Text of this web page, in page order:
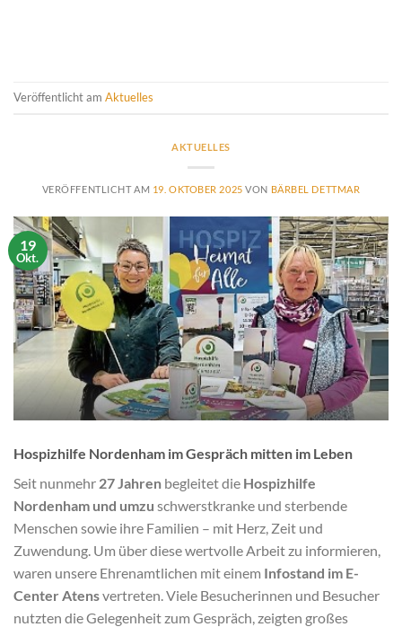
Veröffentlicht am Aktuelles
AKTUELLES
VERÖFFENTLICHT AM 19. OKTOBER 2025 VON BÄRBEL DETTMAR
19
Okt.
Hospizhilfe Nordenham im Gespräch mitten im Leben
Seit nunmehr 27 Jahren begleitet die Hospizhilfe
Nordenham und umzu schwerstkranke und sterbende
Menschen sowie ihre Familien – mit Herz, Zeit und
Zuwendung. Um über diese wertvolle Arbeit zu informieren,
waren unsere Ehrenamtlichen mit einem Infostand im E-
Center Atensvertreten. Viele Besucherinnen und Besucher
nutzten die Gelegenheit zum Gespräch, zeigten großes